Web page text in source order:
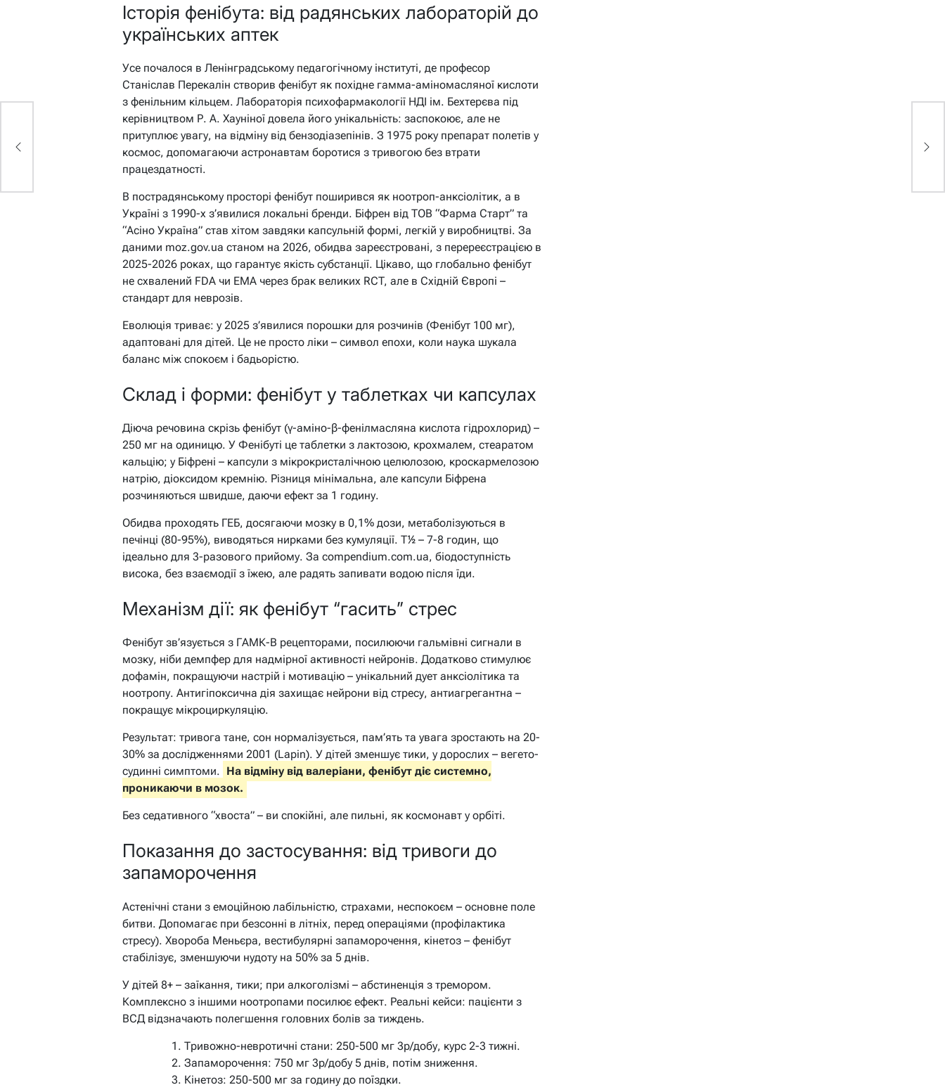
Історія фенібута: від радянських лабораторій до
українських аптек
Усе почалося в Ленінградському педагогічному інституті, де професор
Станіслав Перекалін створив фенібут як похідне гамма-аміномасляної кислоти
з фенільним кільцем. Лабораторія психофармакології НДІ ім. Бехтерєва під
керівництвом Р. А. Хауніної довела його унікальність: заспокоює, але не
притуплює увагу, на відміну від бензодіазепінів. З 1975 року препарат полетів у
космос, допомагаючи астронавтам боротися з тривогою без втрати
працездатності.
В пострадянському просторі фенібут поширився як ноотроп-анксіолітик, а в
Україні з 1990-х з’явилися локальні бренди. Біфрен від ТОВ “Фарма Старт” та
“Асіно Україна” став хітом завдяки капсульній формі, легкій у виробництві. За
даними moz.gov.ua станом на 2026, обидва зареєстровані, з перереєстрацією в
2025-2026 роках, що гарантує якість субстанції. Цікаво, що глобально фенібут
не схвалений FDA чи EMA через брак великих RCT, але в Східній Європі –
стандарт для неврозів.
Еволюція триває: у 2025 з’явилися порошки для розчинів (Фенібут 100 мг),
адаптовані для дітей. Це не просто ліки – символ епохи, коли наука шукала
баланс між спокоєм і бадьорістю.
Склад і форми: фенібут у таблетках чи капсулах
Діюча речовина скрізь фенібут (γ-аміно-β-фенілмасляна кислота гідрохлорид) –
250 мг на одиницю. У Фенібуті це таблетки з лактозою, крохмалем, стеаратом
кальцію; у Біфрені – капсули з мікрокристалічною целюлозою, кроскармелозою
натрію, діоксидом кремнію. Різниця мінімальна, але капсули Біфрена
розчиняються швидше, даючи ефект за 1 годину.
Обидва проходять ГЕБ, досягаючи мозку в 0,1% дози, метаболізуються в
печінці (80-95%), виводяться нирками без кумуляції. Т½ – 7-8 годин, що
ідеально для 3-разового прийому. За compendium.com.ua, біодоступність
висока, без взаємодії з їжею, але радять запивати водою після їди.
Механізм дії: як фенібут “гасить” стрес
Фенібут зв’язується з ГАМК-B рецепторами, посилюючи гальмівні сигнали в
мозку, ніби демпфер для надмірної активності нейронів. Додатково стимулює
дофамін, покращуючи настрій і мотивацію – унікальний дует анксіолітика та
ноотропу. Антигіпоксична дія захищає нейрони від стресу, антиагрегантна –
покращує мікроциркуляцію.
Результат: тривога тане, сон нормалізується, пам’ять та увага зростають на 20-
30% за дослідженнями 2001 (Lapin). У дітей зменшує тики, у дорослих – вегето-
судинні симптоми. На відміну від валеріани, фенібут діє системно,
проникаючи в мозок.
Без седативного “хвоста” – ви спокійні, але пильні, як космонавт у орбіті.
Показання до застосування: від тривоги до
запаморочення
Астенічні стани з емоційною лабільністю, страхами, неспокоєм – основне поле
битви. Допомагає при безсонні в літніх, перед операціями (профілактика
стресу). Хвороба Меньєра, вестибулярні запаморочення, кінетоз – фенібут
стабілізує, зменшуючи нудоту на 50% за 5 днів.
У дітей 8+ – заїкання, тики; при алкоголізмі – абстиненція з тремором.
Комплексно з іншими ноотропами посилює ефект. Реальні кейси: пацієнти з
ВСД відзначають полегшення головних болів за тиждень.
Тривожно-невротичні стани: 250-500 мг 3р/добу, курс 2-3 тижні.
Запаморочення: 750 мг 3р/добу 5 днів, потім зниження.
Кінетоз: 250-500 мг за годину до поїздки.